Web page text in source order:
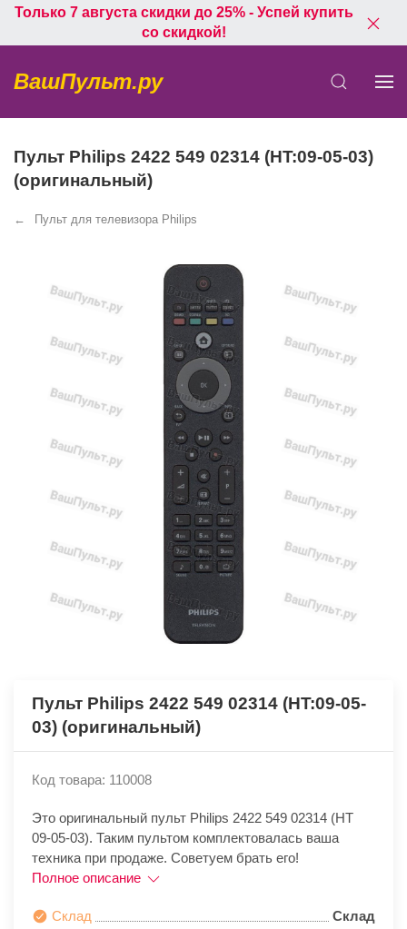
Только 7 августа скидки до 25% - Успей купить
со скидкой!
ВашПульт.ру
Пульт Philips 2422 549 02314 (HT:09-05-03)
(оригинальный)
Пульт для телевизора Philips
Пульт Philips 2422 549 02314 (HT:09-05-
03) (оригинальный)
Код товара: 110008
Это оригинальный пульт Philips 2422 549 02314 (HT
09-05-03). Таким пультом комплектовалась ваша
техника при продаже. Советуем брать его!
Полное описание
Склад Склад